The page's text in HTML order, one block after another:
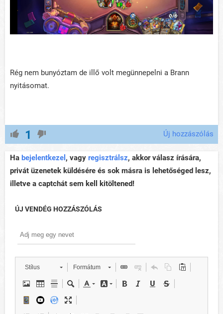
Rég nem bunyóztam de illő volt megünnepelni a Brann
nyitásomat.
1 Új hozzászólás
Ha bejelentkezel , vagy regisztrálsz, akkor válasz írására,
privát üzenetek küldésére és sok másra is lehetőséged lesz,
illetve a captchát sem kell kitöltened!
ÚJ VENDÉG HOZZÁSZÓLÁS
Stílus Formátum